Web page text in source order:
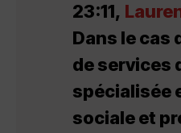
23:11,
Dans le cas
de services
spécialisée
sociale et